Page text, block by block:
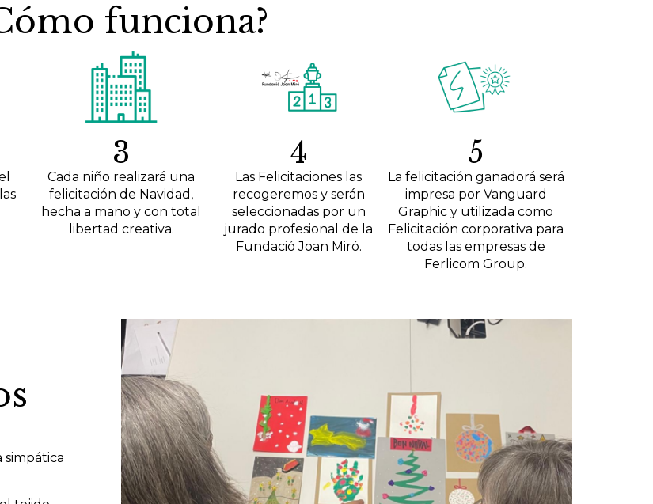
funciona?
3
Cada niño realizará una
felicitación de Navidad,
hecha a mano y con total
libertad creativa.
4
Las Felicitaciones las
recogeremos y serán
seleccionadas por un
jurado profesional de la
Fundació Joan Miró.
5
La felicitación ganadorá será
impresa por Vanguard
Graphic y utilizada como
Felicitación corporativa para
todas las empresas de
Ferlicom Group.